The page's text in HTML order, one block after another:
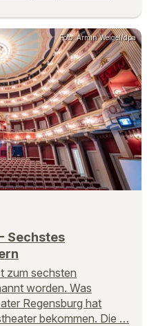
Foto: Armin Weigel/dpa
Sechstes
zum sechsten
worden. Was
Regensburg hat
bekommen. Die …